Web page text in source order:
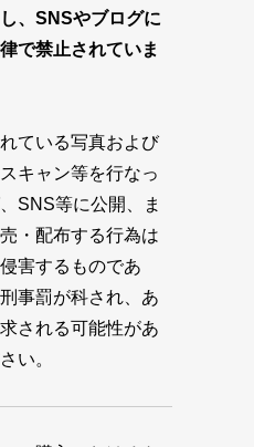
、SNSやブログに
で禁止されていま
ている写真および
キャン等を行なっ
SNS等に公開、ま
・配布する行為は
害するものであ
事罰が科され、あ
される可能性があ
い。